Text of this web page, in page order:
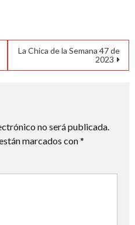
La Chica de la Semana 47 de
2023
no será publicada.
marcados con*